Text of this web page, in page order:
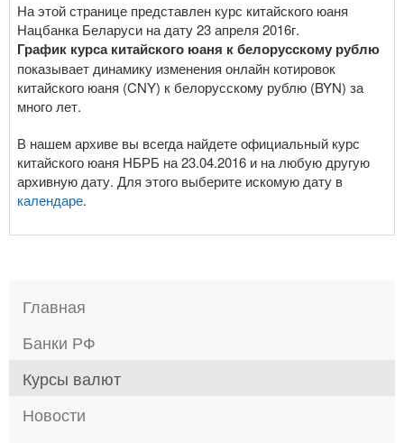
На этой странице представлен курс китайского юаня
Нацбанка Беларуси на дату 23 апреля 2016г.
График курса китайского юаня к белорусскому рублю
показывает динамику изменения онлайн котировок
китайского юаня (CNY) к белорусскому рублю (BYN) за
много лет.
В нашем архиве вы всегда найдете официальный курс
китайского юаня НБРБ на 23.04.2016 и на любую другую
архивную дату. Для этого выберите искомую дату в
календаре.
Главная
Банки РФ
Курсы валют
Новости